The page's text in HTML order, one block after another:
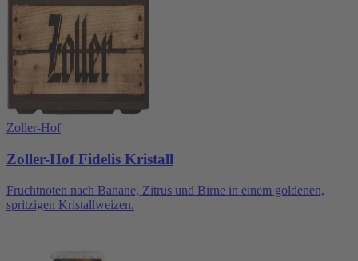
Zoller-Hof
Zoller-Hof Fidelis Kristall
Fruchtnoten nach Banane, Zitrus und Birne in einem goldenen,
spritzigen Kristallweizen.